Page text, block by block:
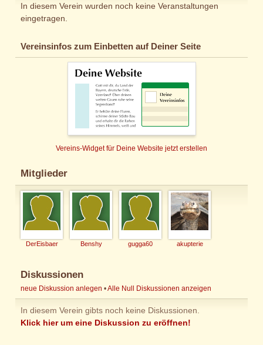
In diesem Verein wurden noch keine Veranstaltungen
eingetragen.
Vereinsinfos zum Einbetten auf Deiner Seite
Vereins-Widget für Deine Website jetzt erstellen
Mitglieder
DerEisbaer Benshy gugga60 akupterie
Diskussionen
neue Diskussion anlegen •Alle Null Diskussionen anzeigen
In diesem Verein gibts noch keine Diskussionen.
Klick hier um eine Diskussion zu eröffnen!